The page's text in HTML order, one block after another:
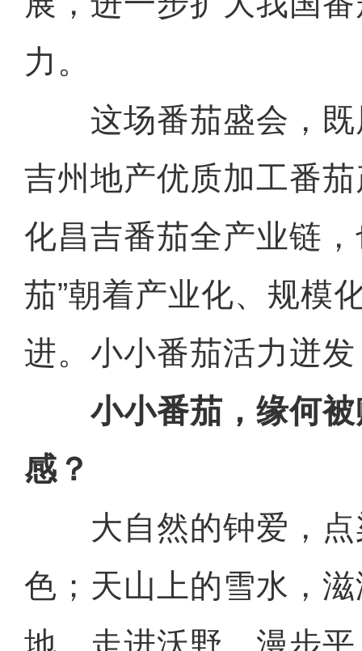
力。
这场番茄盛会，既
吉州地产优质加工番
化昌吉番茄全产业链
茄”朝着产业化、规模
进。小小番茄活力迸
小小番茄，缘何被
感？
大自然的钟爱，点
色；天山上的雪水，
地。走进沃野，漫步